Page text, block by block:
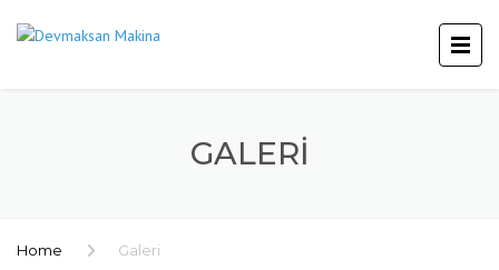
GALERI
Home Galeri